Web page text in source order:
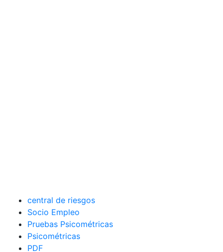
central de riesgos
Socio Empleo
Pruebas Psicométricas
Psicométricas
PDF